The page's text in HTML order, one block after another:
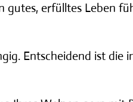
erfülltes Leben
Entscheidend ist die